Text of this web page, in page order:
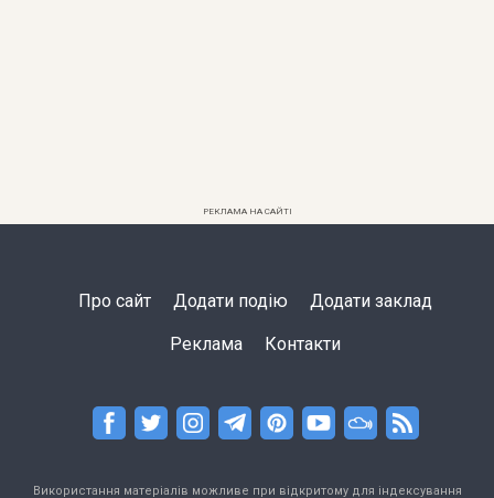
РЕКЛАМА НА САЙТІ
Про сайт Додати подію Додати заклад
Реклама Контакти
Використання матеріалів можливе при відкритому для індексування